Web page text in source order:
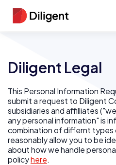
Diligent Legal
This Personal Information
submit a request to Diligent
subsidiaries and affilliates
any personal information" is
combination of differnt
reasonably allow you to be
about how we handle
policyhere.